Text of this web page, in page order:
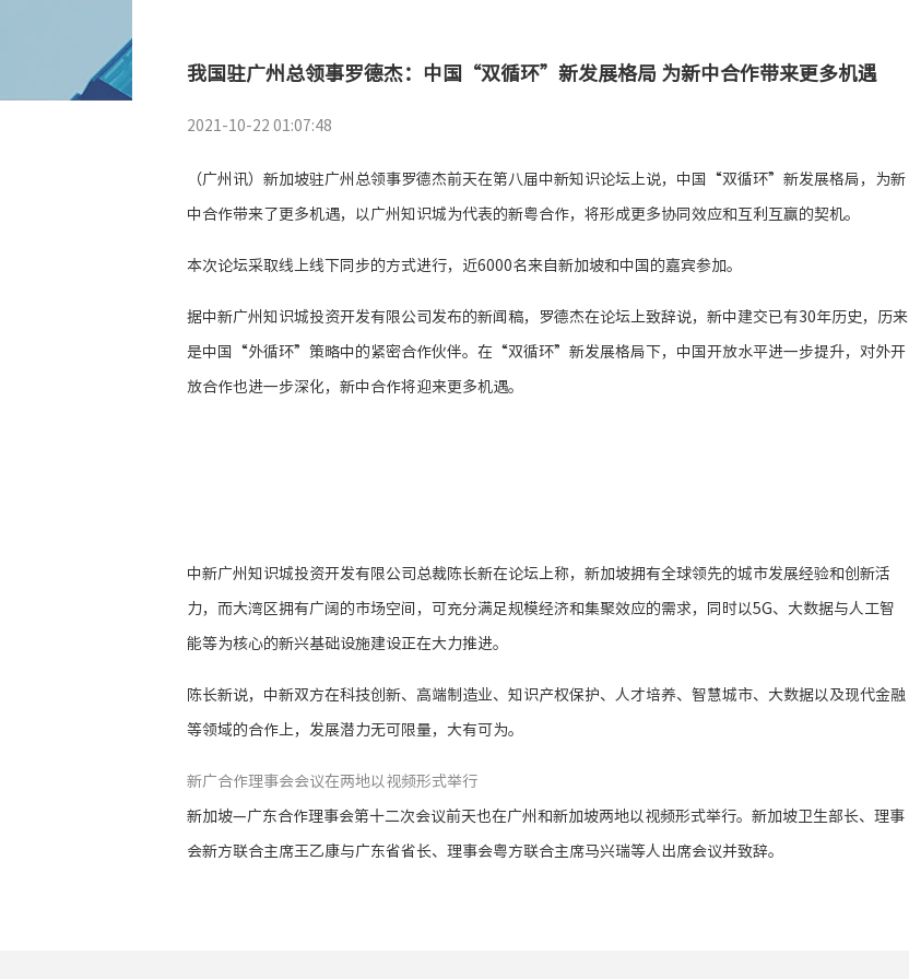
我国驻广州总领事罗德杰：中国“双循环”新发展格局 为新中合作带来更多机遇
2021-10-22 01:07:48
（广州讯）新加坡驻广州总领事罗德杰前天在第八届中新知识论坛上说，中国“双循环”新发展格局，为新
中合作带来了更多机遇，以广州知识城为代表的新粤合作，将形成更多协同效应和互利互赢的契机。
本次论坛采取线上线下同步的方式进行，近6000名来自新加坡和中国的嘉宾参加。
据中新广州知识城投资开发有限公司发布的新闻稿，罗德杰在论坛上致辞说，新中建交已有30年历史，历来
是中国“外循环”策略中的紧密合作伙伴。在“双循环”新发展格局下，中国开放水平进一步提升，对外开
放合作也进一步深化，新中合作将迎来更多机遇。
中新广州知识城投资开发有限公司总裁陈长新在论坛上称，新加坡拥有全球领先的城市发展经验和创新活
力，而大湾区拥有广阔的市场空间，可充分满足规模经济和集聚效应的需求，同时以5G、大数据与人工智
能等为核心的新兴基础设施建设正在大力推进。
陈长新说，中新双方在科技创新、高端制造业、知识产权保护、人才培养、智慧城市、大数据以及现代金融
等领域的合作上，发展潜力无可限量，大有可为。
新广合作理事会会议在两地以视频形式举行
新加坡—广东合作理事会第十二次会议前天也在广州和新加坡两地以视频形式举行。新加坡卫生部长、理事
会新方联合主席王乙康与广东省省长、理事会粤方联合主席马兴瑞等人出席会议并致辞。